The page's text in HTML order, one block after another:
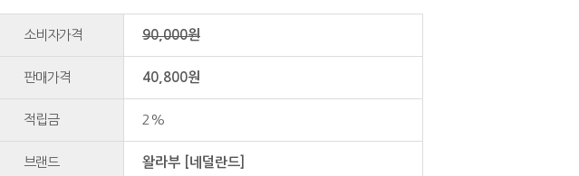
소비자가격 90,000원
판매가격 40,800원
적립금 2%
브랜드 왈라부 [네덜란드]